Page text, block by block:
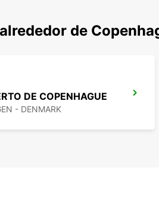
de
DE COPENHAGUE
- DENMARK